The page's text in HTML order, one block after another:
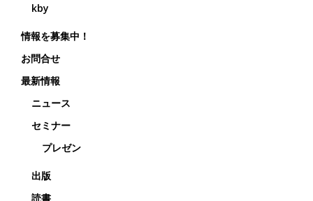
kby
情報を募集中！
お問合せ
最新情報
ニュース
セミナー
プレゼン
出版
読書